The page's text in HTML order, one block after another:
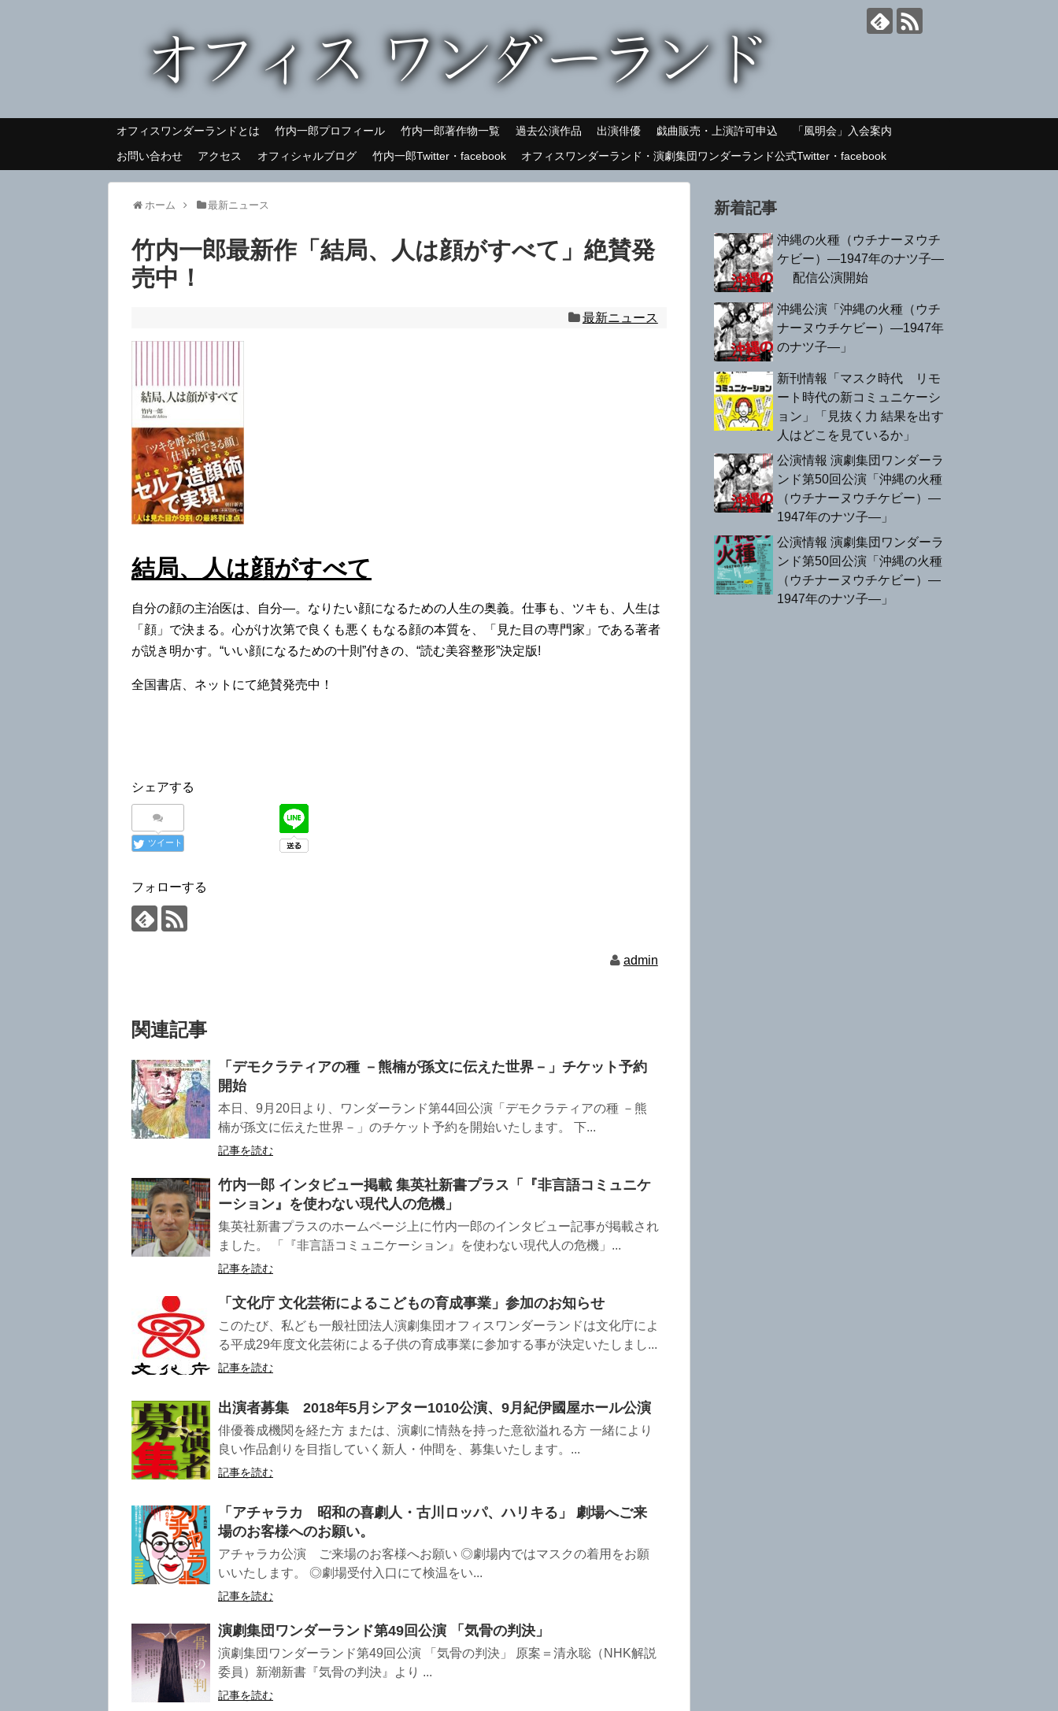
オフィスワンダーランドとは 竹内一郎プロフィール 竹内一郎著作物一覧 過去公演作品 出演俳優 戯曲販売・上演許可申込
「風明会」入会案内
お問い合わせ
アクセス オフィシャルブログ 竹内一郎Twitter・facebook オフィスワンダーランド・演劇集団ワンダーランド公式Twitter・facebook
ホーム 最新ニュース
竹内一郎最新作「結局、人は顔がすべて」絶賛発
売中！
最新ニュース
結局、人は顔がすべて
自分の顔の主治医は、自分―。なりたい顔になるための人生の奥義。仕事も、ツキも、人生は
「顔」で決まる。心がけ次第で良くも悪くもなる顔の本質を、「見た目の専門家」である著者
が説き明かす。“いい顔になるための十則”付きの、“読む美容整形”決定版!
全国書店、ネットにて絶賛発売中！
シェアする
ツイート
フォローする
admin
関連記事
「デモクラティアの種 －熊楠が孫文に伝えた世界－」チケット予約
開始
本日、9月20日より、ワンダーランド第44回公演「デモクラティアの種 －熊
楠が孫文に伝えた世界－」のチケット予約を開始いたします。 下...
記事を読む
竹内一郎 インタビュー掲載 集英社新書プラス「『非言語コミュニケ
ーション』を使わない現代人の危機」
集英社新書プラスのホームページ上に竹内一郎のインタビュー記事が掲載され
ました。 「『非言語コミュニケーション』を使わない現代人の危機」...
記事を読む
「文化庁 文化芸術によるこどもの育成事業」参加のお知らせ
このたび、私ども一般社団法人演劇集団オフィスワンダーランドは文化庁によ
る平成29年度文化芸術による子供の育成事業に参加する事が決定いたしまし...
記事を読む
出演者募集 2018年5月シアター1010公演、9月紀伊國屋ホール公演
俳優養成機関を経た方 または、演劇に情熱を持った意欲溢れる方 一緒により
良い作品創りを目指していく新人・仲間を、募集いたします。...
記事を読む
「アチャラカ 昭和の喜劇人・古川ロッパ、ハリキる」 劇場へご来
場のお客様へのお願い。
アチャラカ公演 ご来場のお客様へお願い ◎劇場内ではマスクの着用をお願
いいたします。 ◎劇場受付入口にて検温をい...
記事を読む
演劇集団ワンダーランド第49回公演 「気骨の判決」
演劇集団ワンダーランド第49回公演 「気骨の判決」 原案＝清永聡（NHK解説
委員）新潮新書『気骨の判決』より ...
記事を読む
新着記事
沖縄の火種（ウチナーヌウチ
ケビー）—1947年のナツ子—
配信公演開始
沖縄公演「沖縄の火種（ウチ
ナーヌウチケビー）—1947年
のナツ子—」
新刊情報「マスク時代 リモ
ート時代の新コミュニケーシ
ョン」「見抜く力 結果を出す
人はどこを見ているか」
公演情報 演劇集団ワンダーラ
ンド第50回公演「沖縄の火種
（ウチナーヌウチケビー）—
1947年のナツ子—」
公演情報 演劇集団ワンダーラ
ンド第50回公演「沖縄の火種
（ウチナーヌウチケビー）—
1947年のナツ子—」